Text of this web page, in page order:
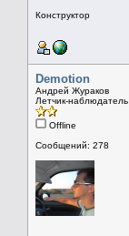
Конструктор
Demotion
Андрей Жураков
Летчик-наблюдатель
Offline
Сообщений: 278